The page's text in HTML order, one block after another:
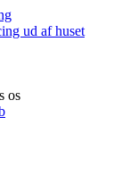
ud af huset
os